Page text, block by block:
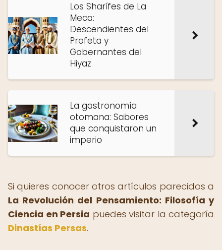
Los Sharífes de La
Meca:
Descendientes del
Profeta y
Gobernantes del
Hiyaz
La gastronomía
otomana: Sabores
que conquistaron un
imperio
Si quieres conocer otros artículos parecidos a
La Revolución del Pensamiento: Filosofía y
Ciencia en Persia puedes visitar la categoría
Dinastías Persas.